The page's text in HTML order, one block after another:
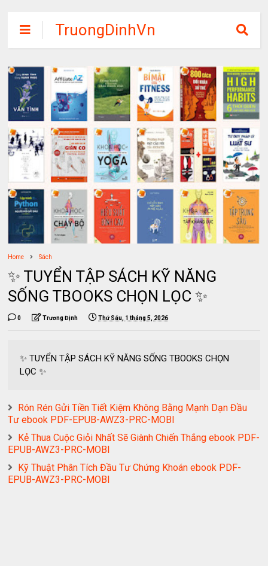
TruongDinhVn
Chia sẽ ebook,
các khóa học,
phần mềm học
tập miễn phí
Home Sách
✨ TUYỂN TẬP SÁCH KỸ NĂNG
SỐNG TBOOKS CHỌN LỌC ✨
0 Trương Định Thứ Sáu, 1 tháng 5, 2026
✨ TUYỂN TẬP SÁCH KỸ NĂNG SỐNG TBOOKS CHỌN
LỌC ✨
Rón Rén Gửi Tiền Tiết Kiệm Không Bằng Mạnh Dạn Đầu
Tư ebook PDF-EPUB-AWZ3-PRC-MOBI
Kẻ Thua Cuộc Giỏi Nhất Sẽ Giành Chiến Thắng ebook PDF-
EPUB-AWZ3-PRC-MOBI
Kỹ Thuật Phân Tích Đầu Tư Chứng Khoán ebook PDF-
EPUB-AWZ3-PRC-MOBI